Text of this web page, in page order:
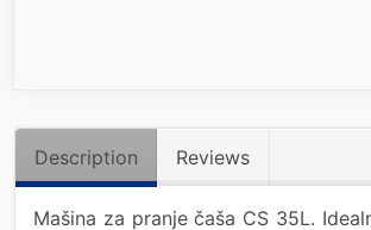
Description Reviews
Mašina za pranje čaša CS 35L.